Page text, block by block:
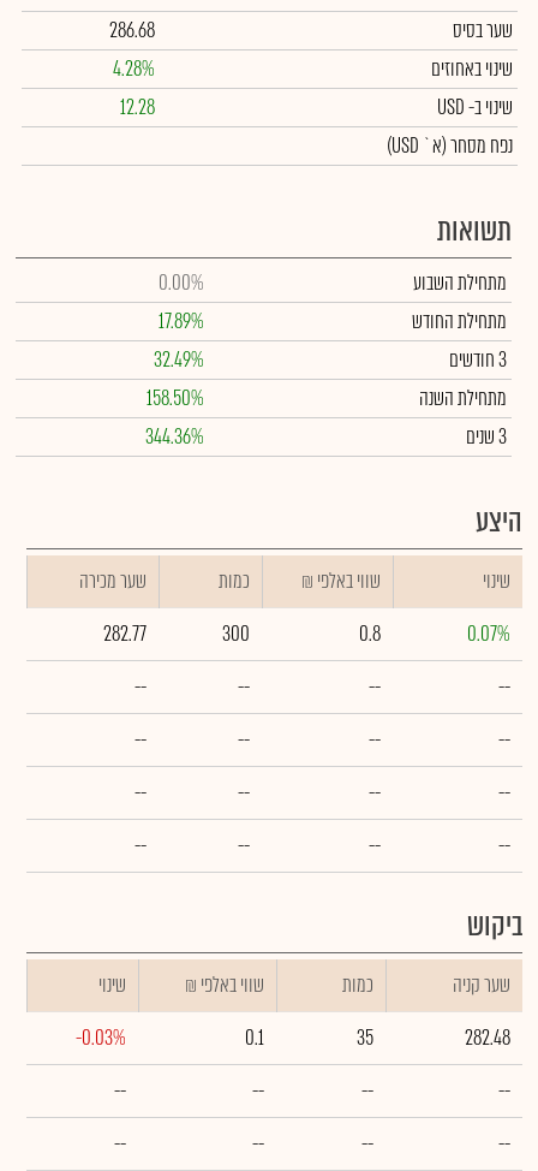
שער בסיס
286.68
שינוי באחוזים
4.28%
שינויב- USD
12.28
נפח מסחר(א` USD)
תשואות
מתחילת השבוע
0.00%
מתחילת החודש
17.89%
3 חודשים
32.49%
מתחילת השנה
158.50%
3 שנים
344.36%
היצע
שינוי ₪ שווי באלפי כמות
שער מכירה
0.07%
0.8
300
282.77
--
--
--
--
--
--
--
--
--
--
--
--
--
--
--
--
ביקוש
שער קניה כמות ₪ שווי באלפי
שינוי
282.48
35
0.1
-0.03%
--
--
--
--
--
--
--
--